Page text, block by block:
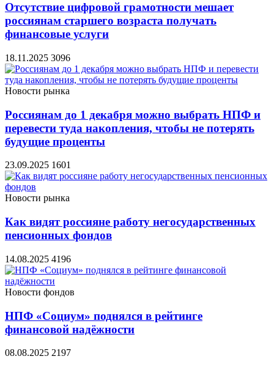
Отсутствие цифровой грамотности мешает
россиянам старшего возраста получать
финансовые услуги
18.11.2025 3096
Новости рынка
Россиянам до 1 декабря можно выбрать НПФ и
перевести туда накопления, чтобы не потерять
будущие проценты
23.09.2025 1601
Новости рынка
Как видят россияне работу негосударственных
пенсионных фондов
14.08.2025 4196
Новости фондов
НПФ «Социум» поднялся в рейтинге
финансовой надёжности
08.08.2025 2197